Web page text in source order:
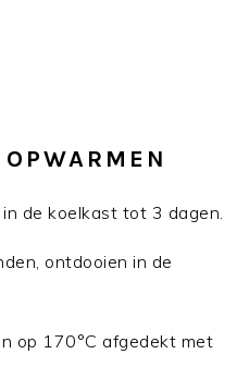
de koelkast tot 3 dagen.
ontdooien in de
op 170°C afgedekt met